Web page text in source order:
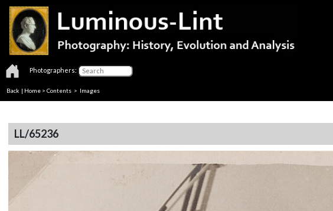
Photographers:
Back | Home > Contents > Images
LL/65236